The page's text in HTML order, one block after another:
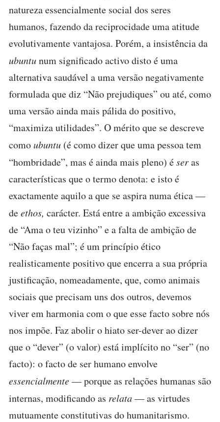
natureza essencialmente social dos seres
humanos, fazendo da reciprocidade uma atitude
evolutivamente vantajosa. Porém, a insistência da
ubuntunum significado activo disto é uma
alternativa saudável a uma versão negativamente
formulada que diz “Não prejudiques” ou até, como
uma versão ainda mais pálida do positivo,
“maximiza utilidades”. O mérito que se descreve
comoubuntu (é como dizer que uma pessoa tem
“hombridade”, mas é ainda mais pleno) éseras
características que o termo denota: e isto é
exactamente aquilo a que se aspira numa ética —
deethos, carácter. Está entre a ambição excessiva
de “Ama o teu vizinho” e a falta de ambição de
“Não faças mal”; é um princípio ético
realisticamente positivo que encerra a sua própria
justificação, nomeadamente, que, como animais
sociais que precisam uns dos outros, devemos
viver em harmonia com o que esse facto sobre nós
nos impõe. Faz abolir o hiato ser-dever ao dizer
que o “dever” (o valor) está implícito no “ser” (no
facto): o facto de ser humano envolve
essencialmente— porque as relações humanas são
internas, modificando as relata— as virtudes
mutuamente constitutivas do humanitarismo.